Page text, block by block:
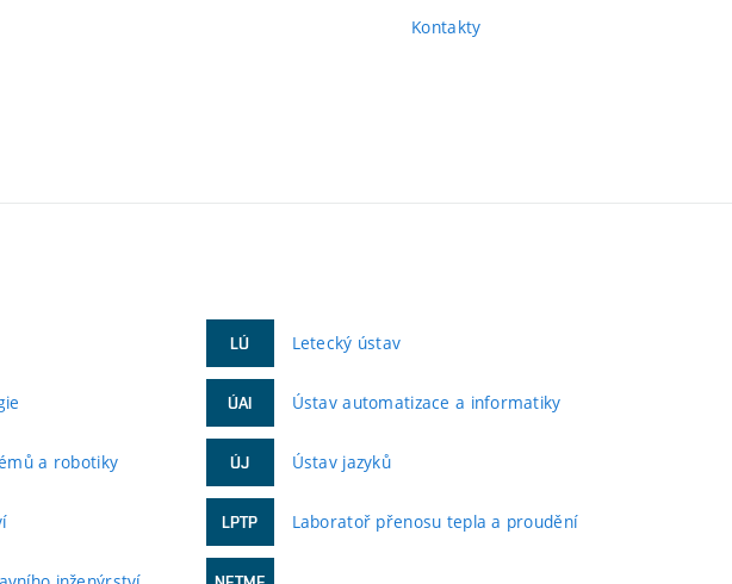
Kontakty
a robotiky
LÚ Letecký ústav
ÚAI Ústav automatizace a informatiky
ÚJ Ústav jazyků
LPTP Laboratoř přenosu tepla a proudění